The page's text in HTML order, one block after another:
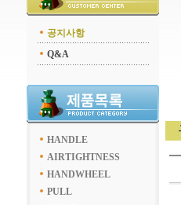
공지사항
Q&A
HANDLE
AIRTIGHTNESS
HANDWHEEL
PULL